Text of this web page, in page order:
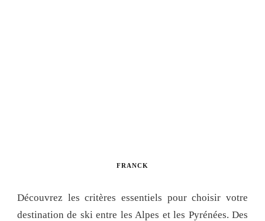
FRANCK
Découvrez les critères essentiels pour choisir votre
destination de ski entre les Alpes et les Pyrénées. Des